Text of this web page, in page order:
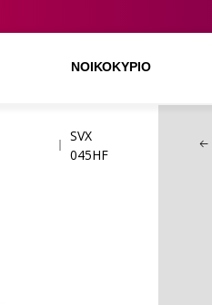
ΝΟΙΚΟΚΥΡΙΌ
SVX
045HF